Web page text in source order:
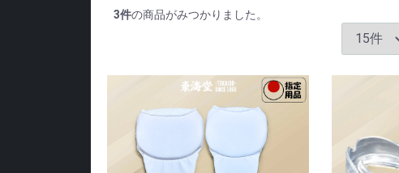
3件の商品がみつかりました。